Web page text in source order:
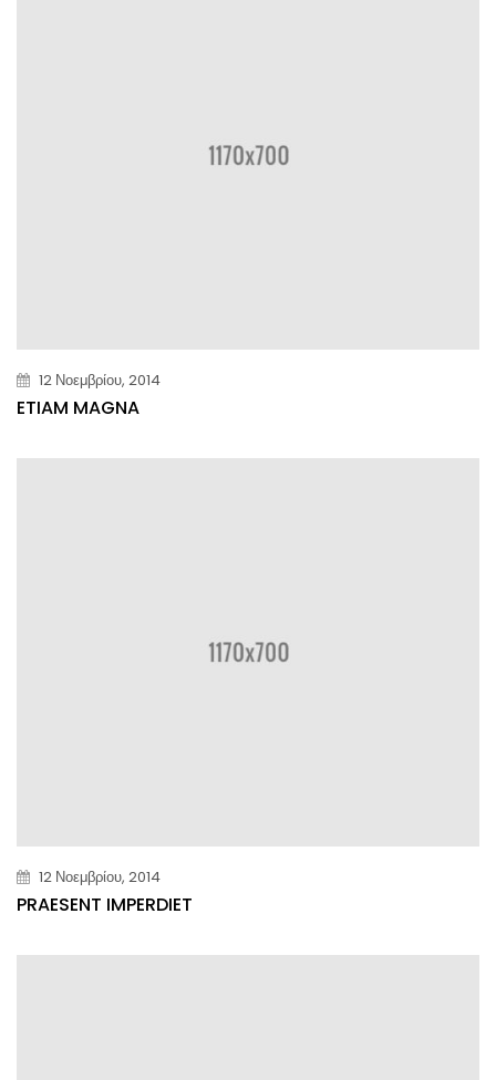
12 Νοεμβρίου, 2014
ETIAM MAGNA
12 Νοεμβρίου, 2014
PRAESENT IMPERDIET